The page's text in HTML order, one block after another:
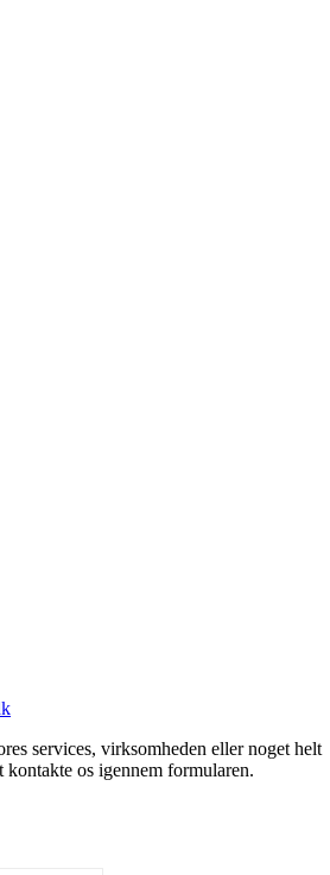
services, virksomheden eller noget helt
kontakte os igennem formularen.